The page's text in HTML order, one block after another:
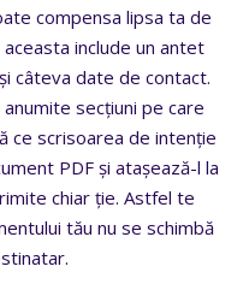
compensa lipsa ta de
include un antet
câteva date de contact.
secțiuni pe care
ce scrisoarea de intenție
PDF și atașează-l la
chiar ție. Astfel te
tău nu se schimbă